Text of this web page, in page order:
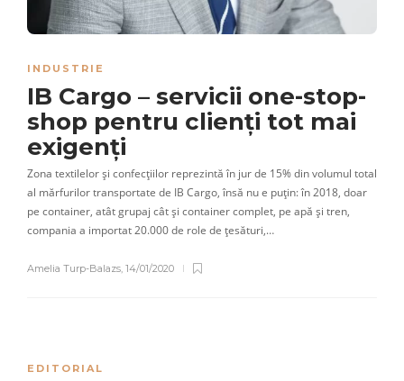
INDUSTRIE
IB Cargo – servicii one-stop-
shop pentru clienți tot mai
exigenți
Zona textilelor și confecțiilor reprezintă în jur de 15% din volumul total
al mărfurilor transportate de IB Cargo, însă nu e puțin: în 2018, doar
pe container, atât grupaj cât și container complet, pe apă și tren,
compania a importat 20.000 de role de țesături,…
Amelia Turp-Balazs, 14/01/2020
EDITORIAL